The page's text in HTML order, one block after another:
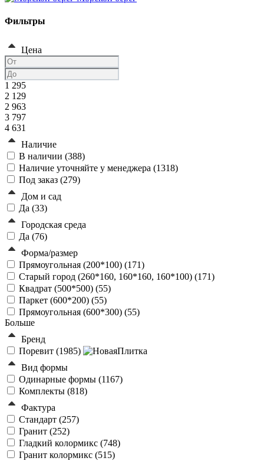
Фильтры
Цена
1 295
2 129
2 963
3 797
4 631
Наличие
В наличии (388)
Наличие уточняйте у менеджера (1318)
Под заказ (279)
Дом и сад
Да (33)
Городская среда
Да (76)
Форма/размер
Прямоугольная (200*100) (171)
Старый город (260*160, 160*160, 160*100) (171)
Квадрат (500*500) (55)
Паркет (600*200) (55)
Прямоугольная (600*300) (55)
Больше
Бренд
Поревит (1985)
Вид формы
Одинарные формы (1167)
Комплекты (818)
Фактура
Стандарт (257)
Гранит (252)
Гладкий колормикс (748)
Гранит колормикс (515)